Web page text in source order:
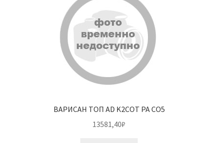
ВАРИСАН ТОП AD K2COT PA CO5
13581,40₽